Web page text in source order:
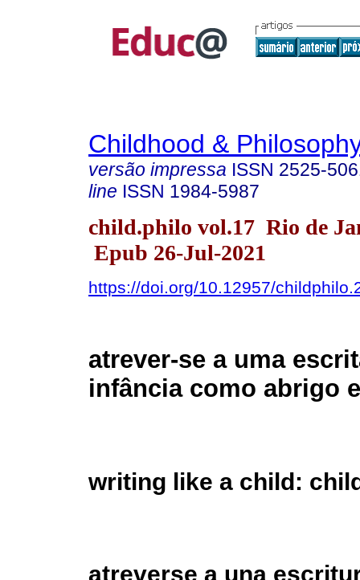
Childhood &
versão impressa ISSN 2525-
line ISSN 1984-5987
child.philo vol.17 Rio de
Epub 26-Jul-2021
https://doi.org/10.12957/
atrever-se a uma
infância como abrigo
writing like a child:
atreverse a una